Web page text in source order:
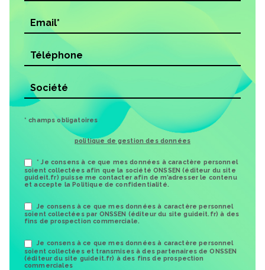
* champs obligatoires
politique de gestion des données
* Je consens à ce que mes données à caractère personnel
soient collectées afin que la société ONSSEN (éditeur du site
guideit.fr) puisse me contacter afin de m’adresser le contenu
et accepte la Politique de confidentialité.
Je consens à ce que mes données à caractère personnel
soient collectées par ONSSEN (éditeur du site guideit.fr) à des
fins de prospection commerciale.
Je consens à ce que mes données à caractère personnel
soient collectées et transmises à des partenaires de ONSSEN
(éditeur du site guideit.fr) à des fins de prospection
commerciales